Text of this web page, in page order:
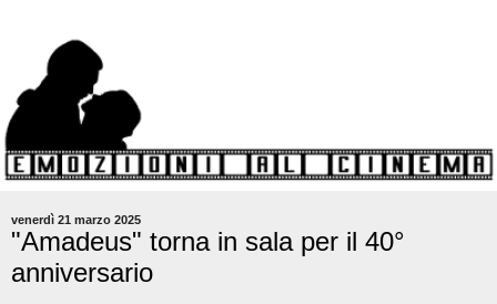
venerdì 21 marzo 2025
"Amadeus" torna in sala per il 40°
anniversario